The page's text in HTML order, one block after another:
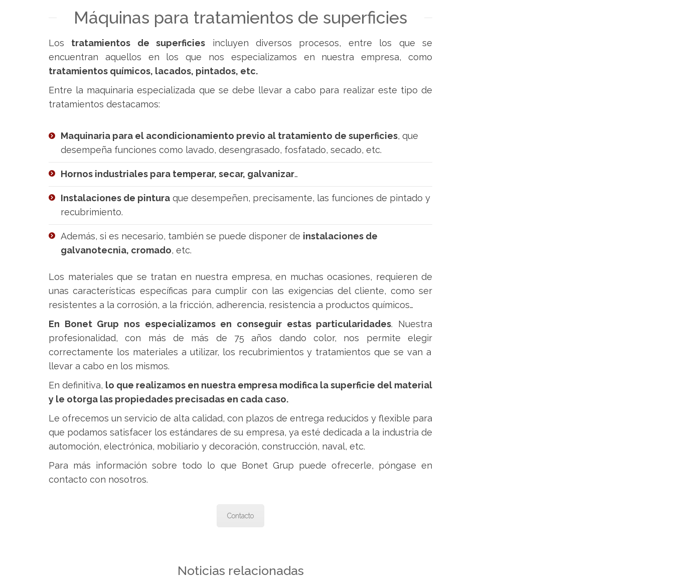
Máquinas para tratamientos de superficies
Los tratamientos de superficies incluyen diversos procesos, entre los que se
encuentran aquellos en los que nos especializamos en nuestra empresa, como
tratamientos químicos, lacados, pintados, etc.
Entre la maquinaria especializada que se debe llevar a cabo para realizar este tipo de
tratamientos destacamos:
Maquinaria para el acondicionamiento previo al tratamiento de superficies, que
desempeña funciones como lavado, desengrasado, fosfatado, secado, etc.
Hornos industriales para temperar, secar, galvanizar…
Instalaciones de pintura que desempeñen, precisamente, las funciones de pintado y
recubrimiento.
Además, si es necesario, también se puede disponer de instalaciones de
galvanotecnia, cromado, etc.
Los materiales que se tratan en nuestra empresa, en muchas ocasiones, requieren de
unascaracterísticas específicas para cumplir con las exigencias del cliente, como ser
resistentes a la corrosión, a la fricción, adherencia, resistencia a productos químicos…
En Bonet Grup nos especializamos en conseguir estas particularidades. Nuestra
profesionalidad, con más de más de 75 años dando color, nos permite elegir
correctamente los materiales a utilizar, los recubrimientos y tratamientos que se van a
llevar a cabo en los mismos.
En definitiva, lo que realizamos en nuestra empresa modifica la superficie del material
y le otorga las propiedades precisadas en cada caso.
Le ofrecemos un servicio de alta calidad, con plazos de entrega reducidos y flexible para
que podamos satisfacer los estándares de su empresa, ya esté dedicada a la industria de
automoción, electrónica, mobiliario y decoración, construcción, naval, etc.
Para más información sobre todo lo que Bonet Grup puede ofrecerle, póngase en
contacto con nosotros.
Contacto
Noticias relacionadas